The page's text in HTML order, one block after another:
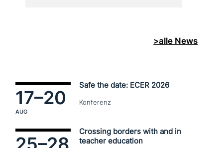
>alle News
17–20
AUG
Safe the date: ECER 2026
Konferenz
Crossing borders with and in
teacher education